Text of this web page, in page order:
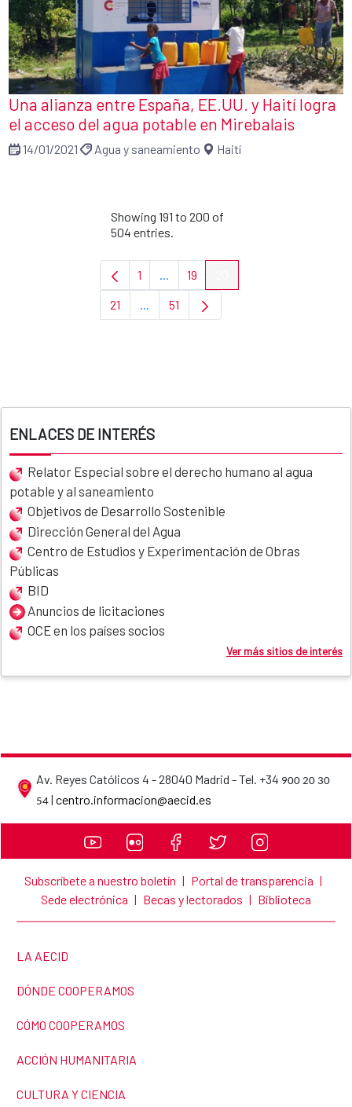
Una alianza entre España, EE.UU. y Haití logra
el acceso del agua potable en Mirebalais
14/01/2021 Agua y saneamiento Haití
Showing 191 to 200 of
504 entries.
Page
1 ...Intermediate Pages Use TAB to
Page
19
Page
21 ...Intermediate Pages Use TAB to
Page
51
ENLACES DE INTERÉS
Relator Especial sobre el derecho humano al agua
potable y al saneamiento
Objetivos de Desarrollo Sostenible
Dirección General del Agua
Centro de Estudios y Experimentación de Obras
Públicas
BID
Anuncios de licitaciones
OCE en los países socios
Ver más sitios de interés
Av. Reyes Católicos 4 - 28040 Madrid - Tel. +34 900 20 30
54 | centro.informacion@aecid.esAECID contact details
Subscríbete a nuestro boletín | Portal de transparencia |
Sede electrónica | Becas y lectorados | Biblioteca
LINK TO THE WEBSITE:
LA AECID
LINK TO THE WEBSITE:
DÓNDE COOPERAMOS
LINK TO THE WEBSITE:
CÓMO COOPERAMOS
LINK TO THE WEBSITE:
ACCIÓN HUMANITARIA
LINK TO THE WEBSITE:
CULTURA Y CIENCIA